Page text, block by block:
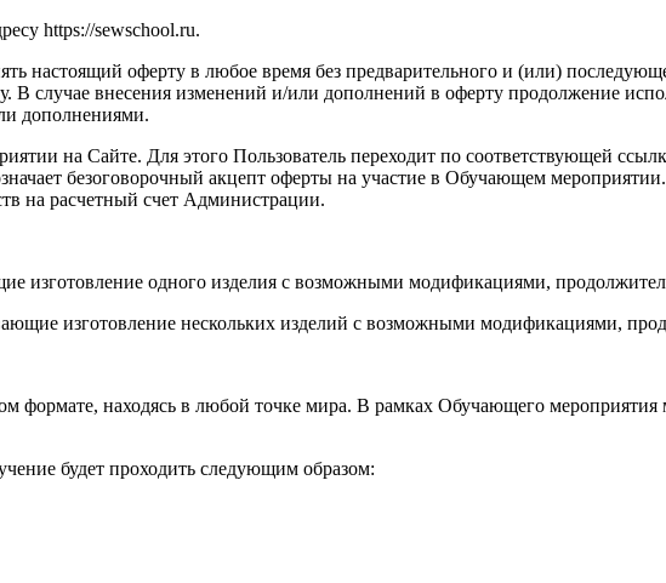
https://sewschool.ru.
настоящий оферту в любое время без предварительного и (или)
В случае внесения изменений и/или дополнений в оферту продолжение
дополнениями.
на Сайте. Для этого Пользователь переходит по соответствующей
безоговорочный акцепт оферты на участие в Обучающем
на расчетный счет Администрации.
изготовление одного изделия с возможными модификациями,
изготовление нескольких изделий с возможными модификациями,
формате, находясь в любой точке мира. В рамках Обучающего мероприятия
будет проходить следующим образом: